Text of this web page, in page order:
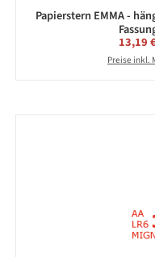
Papierstern EMMA -
13,19
Preise inkl.